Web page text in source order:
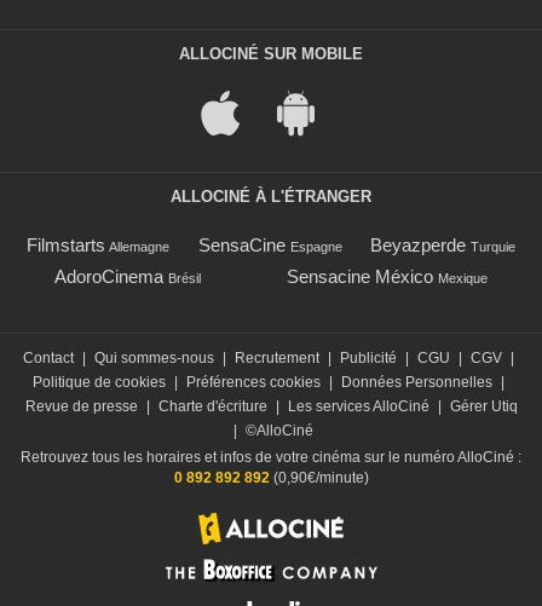
ALLOCINÉ SUR MOBILE
ALLOCINÉ À L'ÉTRANGER
Filmstarts Allemagne SensaCine Espagne Beyazperde Turquie
AdoroCinema Brésil Sensacine México Mexique
Contact | Qui sommes-nous | Recrutement | Publicité | CGU | CGV |
Politique de cookies | Préférences cookies | Données Personnelles |
Revue de presse
| Charte d'écriture | Les services AlloCiné | Gérer Utiq
| ©AlloCiné
Retrouvez tous les horaires et infos de votre cinéma sur le numéro AlloCiné :
0 892 892 892 (0,90€/minute)